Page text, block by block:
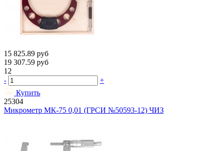
15 825.89 руб
19 307.59 руб
12
-
+
Купить
25304
Микрометр МК-75 0,01 (ГРСИ №50593-12) ЧИЗ